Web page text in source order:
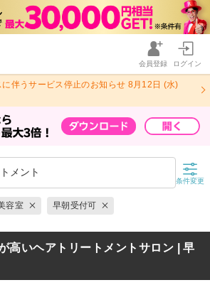
会員登録 ログイン
伴うサービス停止のお知らせ 8月12日 (水)
メント
条件変更
容室 早朝受付可
高いヘアトリートメントサロン | 早